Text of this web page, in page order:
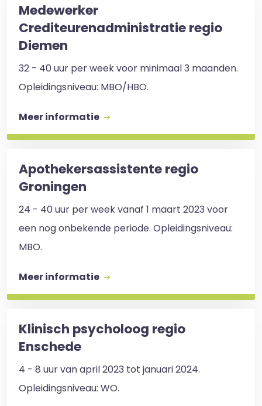
Medewerker
Crediteurenadministratie regio
Diemen
32 - 40 uur per week voor minimaal 3 maanden.
Opleidingsniveau: MBO/HBO.
Meer informatie
Apothekersassistente regio
Groningen
24 - 40 uur per week vanaf 1 maart 2023 voor
een nog onbekende periode. Opleidingsniveau:
MBO.
Meer informatie
Klinisch psycholoog regio
Enschede
4 - 8 uur van april 2023 tot januari 2024.
Opleidingsniveau: WO.